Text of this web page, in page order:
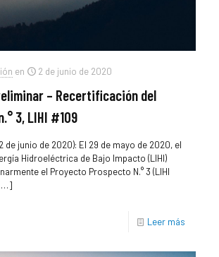
en 2 de junio de 2020
– Recertificación del
3, LIHI #109
de junio de 2020): El 29 de mayo de 2020, el
Hidroeléctrica de Bajo Impacto (LIHI)
el Proyecto Prospecto N.° 3 (LIHI
Leer más